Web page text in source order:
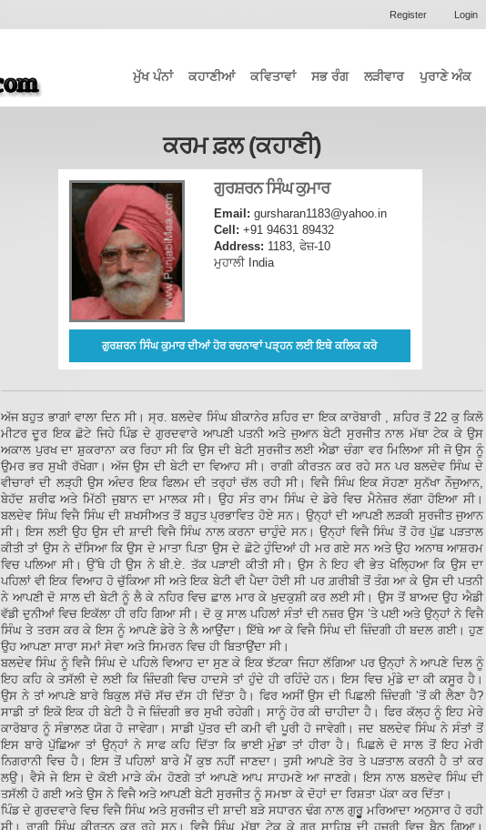
Register Login
ਮੁੱਖ ਪੰਨਾਂ ਕਹਾਣੀਆਂ ਕਵਿਤਾਵਾਂ ਸਭ ਰੰਗ ਲੜੀਵਾਰ ਪੁਰਾਣੇ ਅੰਕ
ਕਰਮ ਫ਼ਲ (ਕਹਾਣੀ)
ਗੁਰਸ਼ਰਨ ਸਿੰਘ ਕੁਮਾਰ
Email: gursharan1183@yahoo.in
Cell: +91 94631 89432
Address: 1183, ਫੇਜ਼-10
ਮੁਹਾਲੀ India
ਗੁਰਸ਼ਰਨ ਸਿੰਘ ਕੁਮਾਰ ਦੀਆਂ ਹੋਰ ਰਚਨਾਵਾਂ ਪੜ੍ਹਨ ਲਈ ਇਥੇ ਕਲਿਕ ਕਰੋ
ਅੱਜ ਬਹੁਤ ਭਾਗਾਂ ਵਾਲਾ ਦਿਨ ਸੀ। ਸ੍ਰ. ਬਲਦੇਵ ਸਿੰਘ ਬੀਕਾਨੇਰ ਸ਼ਹਿਰ ਦਾ ਇਕ ਕਾਰੋਬਾਰੀ , ਸ਼ਹਿਰ ਤੋਂ 22 ਕੁ ਕਿਲੋ
ਮੀਟਰ ਦੂਰ ਇਕ ਛੋਟੇ ਜਿਹੇ ਪਿੰਡ ਦੇ ਗੁਰਦਵਾਰੇ ਆਪਣੀ ਪਤਨੀ ਅਤੇ ਜੁਆਨ ਬੇਟੀ ਸੁਰਜੀਤ ਨਾਲ ਮੱਥਾ ਟੇਕ ਕੇ ਉਸ
ਅਕਾਲ ਪੁਰਖ ਦਾ ਸ਼ੁਕਰਾਨਾ ਕਰ ਰਿਹਾ ਸੀ ਕਿ ਉਸ ਦੀ ਬੇਟੀ ਸੁਰਜੀਤ ਲਈ ਐਡਾ ਚੰਗਾ ਵਰ ਮਿਲਿਆ ਸੀ ਜੋ ਉਸ ਨੂੰ
ਉਮਰ ਭਰ ਸੁਖੀ ਰੱਖੇਗਾ। ਅੱਜ ਉਸ ਦੀ ਬੇਟੀ ਦਾ ਵਿਆਹ ਸੀ। ਰਾਗੀ ਕੀਰਤਨ ਕਰ ਰਹੇ ਸਨ ਪਰ ਬਲਦੇਵ ਸਿੰਘ ਦੇ
ਵੀਚਾਰਾਂ ਦੀ ਲੜ੍ਹੀ ਉਸ ਅੰਦਰ ਇਕ ਫਿਲਮ ਦੀ ਤਰ੍ਹਾਂ ਚੱਲ ਰਹੀ ਸੀ। ਵਿਜੈ ਸਿੰਘ ਇਕ ਸੋਹਣਾ ਸੁਨੱਖਾ ਨੌਜੁਆਨ,
ਬੇਹੱਦ ਸ਼ਰੀਫ ਅਤੇ ਮਿੱਠੀ ਜੁਬਾਨ ਦਾ ਮਾਲਕ ਸੀ। ਉਹ ਸੰਤ ਰਾਮ ਸਿੰਘ ਦੇ ਡੇਰੇ ਵਿਚ ਮੈਨੇਜ਼ਰ ਲੱਗਾ ਹੋਇਆ ਸੀ।
ਬਲਦੇਵ ਸਿੰਘ ਵਿਜੈ ਸਿੰਘ ਦੀ ਸ਼ਖਸੀਅਤ ਤੋਂ ਬਹੁਤ ਪ੍ਰਭਾਵਿਤ ਹੋਏ ਸਨ। ਉਨ੍ਹਾਂ ਦੀ ਆਪਣੀ ਲੜਕੀ ਸੁਰਜੀਤ ਜੁਆਨ
ਸੀ। ਇਸ ਲਈ ਉਹ ਉਸ ਦੀ ਸ਼ਾਦੀ ਵਿਜੈ ਸਿੰਘ ਨਾਲ ਕਰਨਾ ਚਾਹੁੰਦੇ ਸਨ। ਉਨ੍ਹਾਂ ਵਿਜੈ ਸਿੰਘ ਤੋਂ ਹੋਰ ਪੁੱਛ ਪੜਤਾਲ
ਕੀਤੀ ਤਾਂ ਉਸ ਨੇ ਦੱਸਿਆ ਕਿ ਉਸ ਦੇ ਮਾਤਾ ਪਿਤਾ ਉਸ ਦੇ ਛੋਟੇ ਹੁੰਦਿਆਂ ਹੀ ਮਰ ਗਏ ਸਨ ਅਤੇ ਉਹ ਅਨਾਥ ਆਸ਼ਰਮ
ਵਿਚ ਪਲਿਆ ਸੀ। ਉੱਥੇ ਹੀ ਉਸ ਨੇ ਬੀ.ਏ. ਤੱਕ ਪੜਾਈ ਕੀਤੀ ਸੀ। ਉਸ ਨੇ ਇਹ ਵੀ ਭੇਤ ਖੋਲ੍ਹਿਆ ਕਿ ਉਸ ਦਾ
ਪਹਿਲਾਂ ਵੀ ਇਕ ਵਿਆਹ ਹੋ ਚੁੱਕਿਆ ਸੀ ਅਤੇ ਇਕ ਬੇਟੀ ਵੀ ਪੈਦਾ ਹੋਈ ਸੀ ਪਰ ਗ਼ਰੀਬੀ ਤੋਂ ਤੰਗ ਆ ਕੇ ਉਸ ਦੀ ਪਤਨੀ
ਨੇ ਆਪਣੀ ਦੋ ਸਾਲ ਦੀ ਬੇਟੀ ਨੂੰ ਲੈ ਕੇ ਨਹਿਰ ਵਿਚ ਛਾਲ ਮਾਰ ਕੇ ਖ਼ੁਦਕੁਸ਼ੀ ਕਰ ਲਈ ਸੀ। ਉਸ ਤੋਂ ਬਾਅਦ ਉਹ ਐਡੀ
ਵੱਡੀ ਦੁਨੀਆਂ ਵਿਚ ਇਕੱਲਾ ਹੀ ਰਹਿ ਗਿਆ ਸੀ। ਦੋ ਕੁ ਸਾਲ ਪਹਿਲਾਂ ਸੰਤਾਂ ਦੀ ਨਜ਼ਰ ਉਸ ’ਤੇ ਪਈ ਅਤੇ ਉਨ੍ਹਾਂ ਨੇ ਵਿਜੈ
ਸਿੰਘ ਤੇ ਤਰਸ ਕਰ ਕੇ ਇਸ ਨੂੰ ਆਪਣੇ ਡੇਰੇ ਤੇ ਲੈ ਆਉਂਦਾ। ਇੱਥੇ ਆ ਕੇ ਵਿਜੈ ਸਿੰਘ ਦੀ ਜ਼ਿੰਦਗੀ ਹੀ ਬਦਲ ਗਈ। ਹੁਣ
ਉਹ ਆਪਣਾ ਸਾਰਾ ਸਮਾਂ ਸੇਵਾ ਅਤੇ ਸਿਮਰਨ ਵਿਚ ਹੀ ਬਿਤਾਉਂਦਾ ਸੀ।
ਬਲਦੇਵ ਸਿੰਘ ਨੂੰ ਵਿਜੈ ਸਿੰਘ ਦੇ ਪਹਿਲੇ ਵਿਆਹ ਦਾ ਸੁਣ ਕੇ ਇਕ ਝੱਟਕਾ ਜਿਹਾ ਲੱਗਿਆ ਪਰ ਉਨ੍ਹਾਂ ਨੇ ਆਪਣੇ ਦਿਲ ਨੂੰ
ਇਹ ਕਹਿ ਕੇ ਤਸੱਲੀ ਦੇ ਲਈ ਕਿ ਜ਼ਿੰਦਗੀ ਵਿਚ ਹਾਦਸੇ ਤਾਂ ਹੁੰਦੇ ਹੀ ਰਹਿੰਦੇ ਹਨ। ਇਸ ਵਿਚ ਮੁੰਡੇ ਦਾ ਕੀ ਕਸੂਰ ਹੈ।
ਉਸ ਨੇ ਤਾਂ ਆਪਣੇ ਬਾਰੇ ਬਿਕੁਲ ਸੱਚੋ ਸੱਚ ਦੱਸ ਹੀ ਦਿੱਤਾ ਹੈ। ਫਿਰ ਅਸੀਂ ਉਸ ਦੀ ਪਿਛਲੀ ਜ਼ਿੰਦਗੀ ’ਤੋਂ ਕੀ ਲੈਣਾ ਹੈ?
ਸਾਡੀ ਤਾਂ ਇਕੋ ਇਕ ਹੀ ਬੇਟੀ ਹੈ ਜੋ ਜ਼ਿੰਦਗੀ ਭਰ ਸੁਖੀ ਰਹੇਗੀ। ਸਾਨੂੰ ਹੋਰ ਕੀ ਚਾਹੀਦਾ ਹੈ। ਫਿਰ ਕੱਲ੍ਹ ਨੂੰ ਇਹ ਮੇਰੇ
ਕਾਰੋਬਾਰ ਨੂੰ ਸੰਭਾਲਣ ਯੋਗ ਹੋ ਜਾਵੇਗਾ। ਸਾਡੀ ਪੁੱਤਰ ਦੀ ਕਮੀ ਵੀ ਪੂਰੀ ਹੋ ਜਾਵੇਗੀ। ਜਦ ਬਲਦੇਵ ਸਿੰਘ ਨੇ ਸੰਤਾਂ ਤੋਂ
ਇਸ ਬਾਰੇ ਪੁੱਛਿਆ ਤਾਂ ਉਨ੍ਹਾਂ ਨੇ ਸਾਫ ਕਹਿ ਦਿੱਤਾ ਕਿ ਭਾਈ ਮੁੰਡਾ ਤਾਂ ਹੀਰਾ ਹੈ। ਪਿਛਲੇ ਦੋ ਸਾਲ ਤੋਂ ਇਹ ਮੇਰੀ
ਨਿਗਰਾਨੀ ਵਿਚ ਹੈ। ਇਸ ਤੋਂ ਪਹਿਲਾਂ ਬਾਰੇ ਮੈਂ ਕੁਝ ਨਹੀਂ ਜਾਣਦਾ। ਤੁਸੀ ਆਪਣੇ ਤੋਰ ਤੇ ਪੜਤਾਲ ਕਰਨੀ ਹੈ ਤਾਂ ਕਰ
ਲਉ। ਵੈਸੇ ਜੇ ਇਸ ਦੇ ਕੋਈ ਮਾੜੇ ਕੰਮ ਹੋਣਗੇ ਤਾਂ ਆਪਣੇ ਆਪ ਸਾਹਮਣੇ ਆ ਜਾਣਗੇ। ਇਸ ਨਾਲ ਬਲਦੇਵ ਸਿੰਘ ਦੀ
ਤਸੱਲੀ ਹੋ ਗਈ ਅਤੇ ਉਸ ਨੇ ਵਿਜੈ ਅਤੇ ਆਪਣੀ ਬੇਟੀ ਸੁਰਜੀਤ ਨੂੰ ਸਮਝਾ ਕੇ ਦੋਹਾਂ ਦਾ ਰਿਸ਼ਤਾ ਪੱਕਾ ਕਰ ਦਿੱਤਾ।
ਪਿੰਡ ਦੇ ਗੁਰਦਵਾਰੇ ਵਿਚ ਵਿਜੈ ਸਿੰਘ ਅਤੇ ਸੁਰਜੀਤ ਦੀ ਸ਼ਾਦੀ ਬੜੇ ਸਧਾਰਨ ਢੰਗ ਨਾਲ ਗੁਰੂੂੂੂੂ ਮਰਿਆਦਾ ਅਨੁਸਾਰ ਹੋ ਰਹੀ
ਸੀ। ਰਾਗੀ ਸਿੰਘ ਕੀਰਤਨ ਕਰ ਰਹੇ ਸਨ। ਵਿਜੈ ਸਿੰਘ ਮੱਥਾ ਟੇਕ ਕੇ ਗੁਰੂੂੂੂੂੂੂੂੂੂੂੂੂ ਸਾਹਿਬ ਦੀ ਹਜ਼ੂਰੀ ਵਿਚ ਬੈਠ ਗਿਆ।